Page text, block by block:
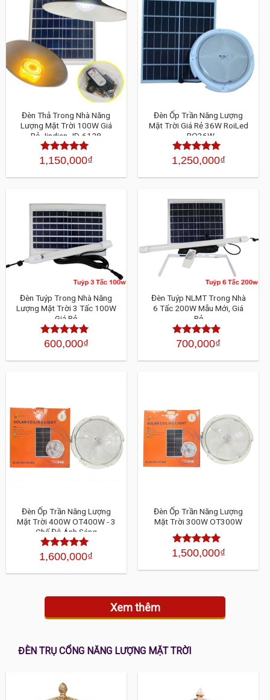
Đèn Thả Trong Nhà Năng
Lượng Mặt Trời 100W Giá
Rẻ Jindian JD-6128
Được xếp
5 sao
1,150,000₫
Đèn Ốp Trần Năng Lượng
Mặt Trời Giá Rẻ 36W RoiLed
- RO36W
Được xếp
5 sao
1,250,000₫
Đèn Tuýp Trong Nhà Năng
Lượng Mặt Trời 3 Tấc 100W
Giá Rẻ
Được xếp
sao
600,000₫
Đèn Tuýp NLMT Trong Nhà
6 Tấc 200W Mẫu Mới, Giá
Rẻ
Được xếp
5 sao
700,000₫
Đèn Ốp Trần Năng Lượng
Mặt Trời 400W OT400W - 3
Chế Độ Ánh Sáng
Được xếp
5 sao
1,600,000₫
Đèn Ốp Trần Năng Lượng
Mặt Trời 300W OT300W
Được xếp
5 sao
1,500,000₫
Xem thêm
ĐÈN TRỤ CỔNG NĂNG LƯỢNG MẶT TRỜI